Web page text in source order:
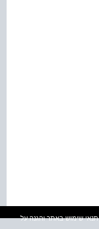
תנאי שימוש באתר והגנה על